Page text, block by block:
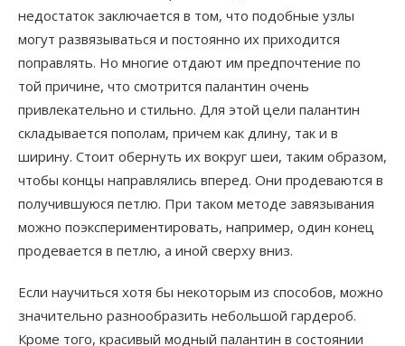
недостаток заключается в том, что подобные узлы
могут развязываться и постоянно их приходится
поправлять. Но многие отдают им предпочтение по
той причине, что смотрится палантин очень
привлекательно и стильно. Для этой цели палантин
складывается пополам, причем как длину, так и в
ширину. Стоит обернуть их вокруг шеи, таким образом,
чтобы концы направлялись вперед. Они продеваются в
получившуюся петлю. При таком методе завязывания
можно поэкспериментировать, например, один конец
продевается в петлю, а иной сверху вниз.
Если научиться хотя бы некоторым из способов, можно
значительно разнообразить небольшой гардероб.
Кроме того, красивый модный палантин в состоянии